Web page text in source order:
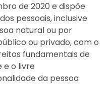
de 2020 e dispõe
pessoais, inclusive
natural ou por
ou privado, com o
fundamentais de
e o livre
da pessoa